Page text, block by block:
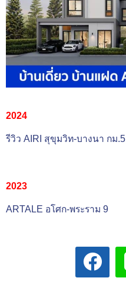
2024
รีวิว AIRI สุขุมวิท-บางนา กม.5
2023
ARTALE อโศก-พระราม 9